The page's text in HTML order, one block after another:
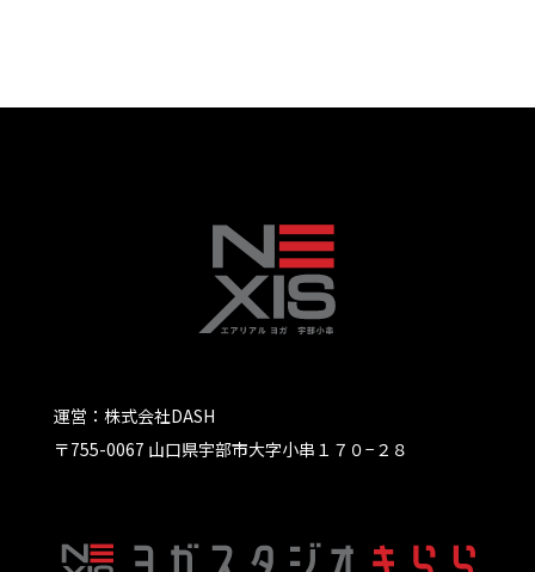
運営：株式会社DASH
〒755-0067 山口県宇部市大字小串１７０−２８